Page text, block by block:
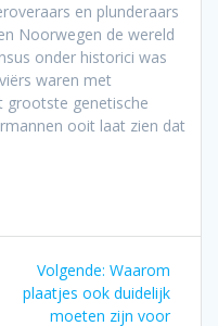
en plunderaars
Noorwegen de wereld
onder historici was
waren met
grootste genetische
ooit laat zien dat
Volgende: Volgend
bericht:
Waarom
plaatjes ook duidelijk
moeten zijn voor